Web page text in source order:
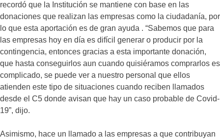
recordó que la Institución se mantiene con base en las
donaciones que realizan las empresas como la ciudadanía, por
lo que esta aportación es de gran ayuda . “Sabemos que para
las empresas hoy en día es difícil generar o producir por la
contingencia, entonces gracias a esta importante donación,
que hasta conseguirlos aun cuando quisiéramos comprarlos es
complicado, se puede ver a nuestro personal que ellos
atienden este tipo de situaciones cuando reciben llamados
desde el C5 donde avisan que hay un caso probable de Covid-
19”, dijo.
Asimismo, hace un llamado a las empresas a que contribuyan